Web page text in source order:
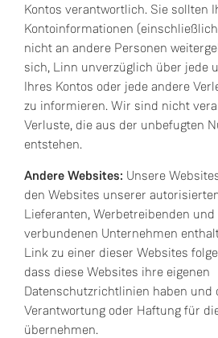
Kontos verantwortlich. Sie sollten
Kontoinformationen
nicht an andere Personen
sich, Linn unverzüglich über jede
Ihres Kontos oder jede andere
zu informieren. Wir sind nicht
Verluste, die aus der unbefugten
entstehen.
Andere Websites: Unsere
den Websites unserer
Lieferanten, Werbetreibenden und
verbundenen Unternehmen
Link zu einer dieser Websites
dass diese Websites ihre eigenen
Datenschutzrichtlinien haben und
Verantwortung oder Haftung für
übernehmen.